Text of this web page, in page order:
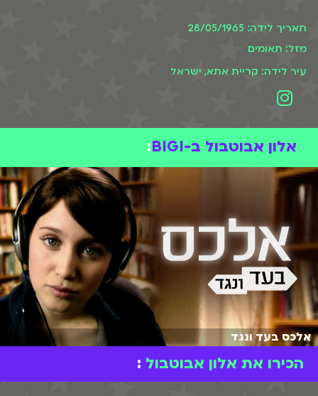
תאריך לידה: 28/05/1965
מזל: תאומים
עיר לידה: קריית אתא, ישראל
אלון אבוטבול ב-BIGI :
אלכס בעד ונגד
הכירו את אלון אבוטבול :